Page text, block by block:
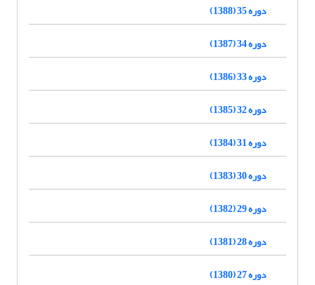
دوره 35 (1388)
دوره 34 (1387)
دوره 33 (1386)
دوره 32 (1385)
دوره 31 (1384)
دوره 30 (1383)
دوره 29 (1382)
دوره 28 (1381)
دوره 27 (1380)